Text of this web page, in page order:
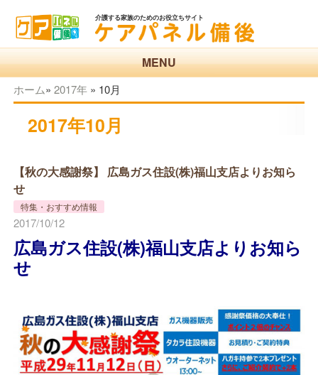
介護する家族のためのお役立ちサイト
MENU
ホーム» 2017年» 10月
2017年10月
【秋の大感謝祭】 広島ガス住設(株)福山支店よりお知ら
せ
特集・おすすめ情報
2017/10/12
広島ガス住設(株)福山支店よりお知ら
せ